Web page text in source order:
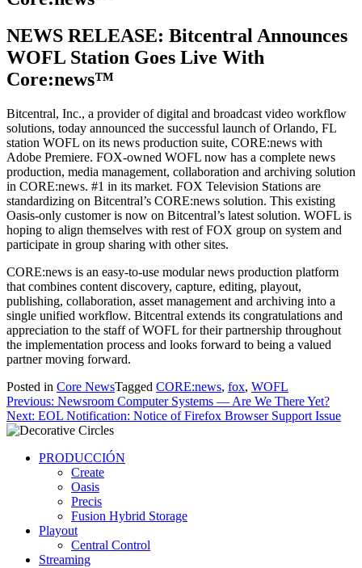
NEWS RELEASE: Bitcentral Announces
WOFL Station Goes Live With
Core:news™
Bitcentral, Inc., a provider of digital and broadcast video workflow
solutions, today announced the successful launch of Orlando, FL
station WOFL on its news production suite, CORE:news with
Adobe Premiere. FOX-owned WOFL now has a complete news
production, media management, collaboration and archiving solution
in CORE:news. #1 in its market. FOX Television Stations are
standardizing on Bitcentral’s CORE:news solution. This existing
Oasis-only customer is now on Bitcentral’s latest solution. WOFL is
hoping to align themselves with rest of FOX group on system and
participate in group sharing with other sites.
CORE:news is an easy-to-use modular news production platform
that combines content discovery, capture, editing, playout,
publishing, collaboration, asset management and archiving into a
single unified workflow. Bitcentral extends its congratulations and
appreciation to the staff of WOFL for their partnership throughout
the implementation process and looks forward to being a valued
partner moving forward.
Posted in Core NewsTagged CORE:news, fox, WOFL
Post
navigation
Previous: Newsroom Computer Systems — Are We There Yet?
Next: EOL Notification: Notice of Firefox Browser Support Issue
PRODUCCIÓN
Create
Oasis
Precis
Fusion Hybrid Storage
Playout
Central Control
Streaming